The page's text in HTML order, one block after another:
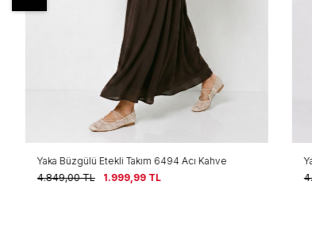
Yaka Büzgülü Etekli Takım 6494 Acı Kahve
4.849,00TL 1.999,99TL